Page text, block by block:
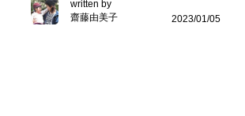
written by
齋藤由美子
2023/01/05